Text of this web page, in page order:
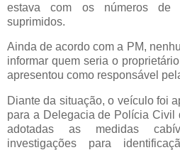
estava com os números de
suprimidos.
Ainda de acordo com a PM,
informar quem seria o
apresentou como responsável
Diante da situação, o veículo foi
para a Delegacia de Polícia Civil
adotadas as medidas
investigações para